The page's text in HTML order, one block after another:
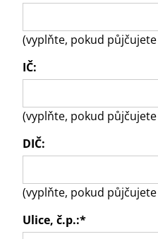
(vyplňte, pokud
IČ:
(vyplňte, pokud
DIČ:
(vyplňte, pokud
Ulice, č.p.:*